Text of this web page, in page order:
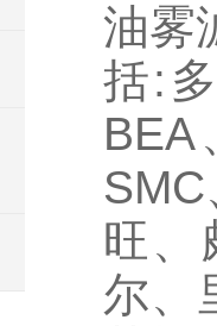
油雾
括:
旺、
尔、